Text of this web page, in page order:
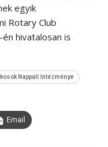
egyik
Rotary Club
hivatalosan is
Nappali Intézménye
Email